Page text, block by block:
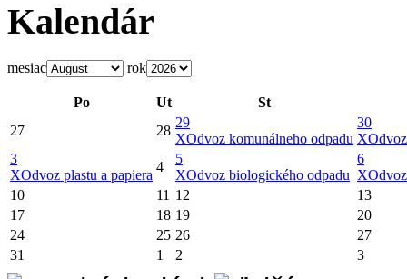
Kalendár
mesiac rok
Po Ut
St
27
28
29
XOdvoz komunálneho odpadu
30
X
3
XOdvoz plastu a papiera
4
5
XOdvoz biologického odpadu
6
X
10
11 12
13
17
18 19
20
24
25 26
27
31
1 2 3